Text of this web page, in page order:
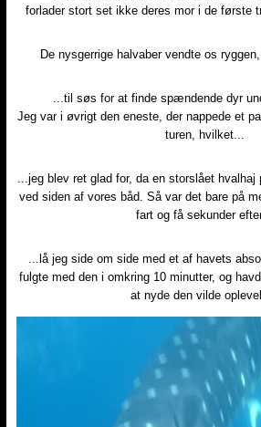
forlader stort set ikke deres mor i de første
De nysgerrige halvaber vendte os
...til søs for at finde spændende dyr
Jeg var i øvrigt den eneste, der nappede et
turen, hvilket...​
...jeg blev ret glad for, da en storslået
ved siden af vores båd. Så var det bare på
fart og få sekunder
...lå jeg side om side med et af havets
fulgte med den i omkring 10 minutter, og
at nyde den vilde